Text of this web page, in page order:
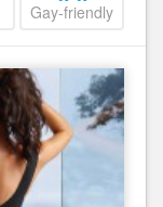
Gay-friendly